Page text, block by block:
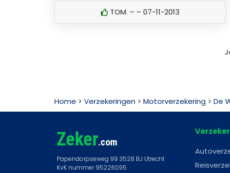
TOM. – – 07-11-2013
Home > Verzekeringen > Motorverzekering > De
Zeker.com